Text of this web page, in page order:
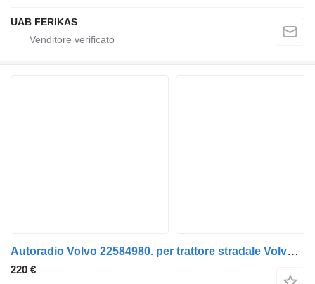
UAB FERIKAS
Autoradio Volvo 22584980. per trattore stradale Volvo FH4
220 €